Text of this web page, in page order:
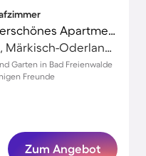
Familienorientiertes wunderschönes Apartment mit Garten | Perfekt für die Arbeit von Zuhause | Haustiere erlaubt
Bad Freienwalde (Oder), Märkisch-Oderland, Deutschland
Garten in Bad Freienwalde
Freunde
Zum Angebot